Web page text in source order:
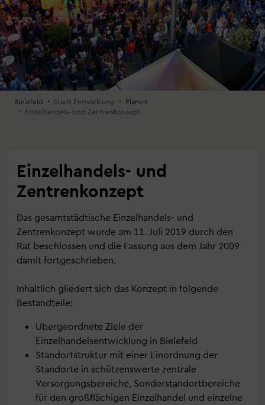
Bielefeld Stadt.Entwicklung
Planen
Einzelhandels- und Zentrenkonzept
Einzelhandels- und
Zentrenkonzept
Das gesamtstädtische Einzelhandels- und
Zentrenkonzept wurde am 11. Juli 2019 durch den
Rat beschlossen und die Fassung aus dem Jahr 2009
damit fortgeschrieben.
Inhaltlich gliedert sich das Konzept in folgende
Bestandteile:
Übergeordnete Ziele der
Einzelhandelsentwicklung in Bielefeld
Standortstruktur mit einer Einordnung der
Standorte in schützenswerte zentrale
Versorgungsbereiche, Sonderstandortbereiche
für den großflächigen Einzelhandel und einzelne